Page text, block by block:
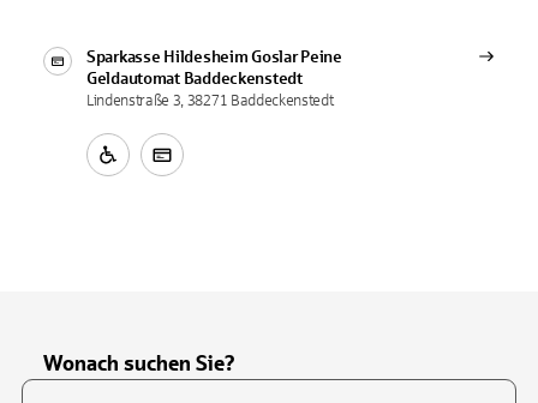
Sparkasse Hildesheim Goslar Peine
Geldautomat Baddeckenstedt
Lindenstraße 3, 38271 Baddeckenstedt
Wonach suchen Sie?
Suchfeld